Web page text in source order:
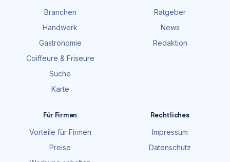
Branchen
Handwerk
Gastronomie
Coiffeure & Friseure
Suche
Karte
Ratgeber
News
Redaktion
Für Firmen
Vorteile für Firmen
Preise
Rechtliches
Impressum
Datenschutz